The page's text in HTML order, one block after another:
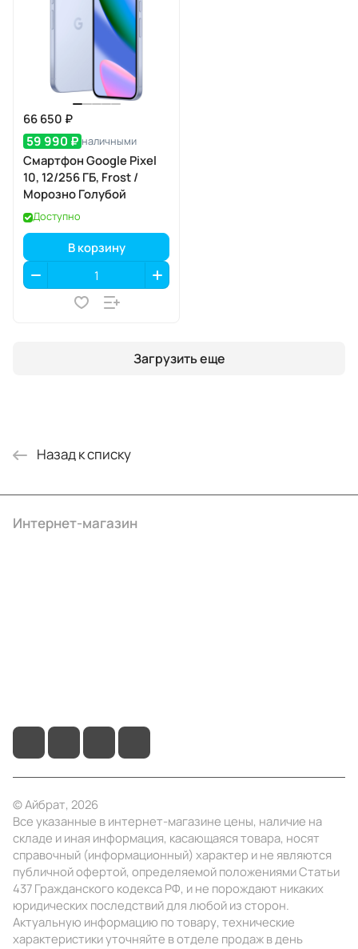
66 650 ₽
59 990 ₽ наличными
Смартфон Google Pixel
10, 12/256 ГБ, Frost /
Морозно Голубой
Доступно
В корзину
Загрузить еще
Назад к списку
Интернет-магазин
© Айбрат, 2026
Все указанные в интернет-магазине цены, наличие на
складе и иная информация, касающаяся товара, носят
справочный (информационный) характер и не являются
публичной офертой, определяемой положениями Статьи
437 Гражданского кодекса РФ, и не порождают никаких
юридических последствий для любой из сторон.
Актуальную информацию по товару, технические
характеристики уточняйте в отделе продаж в день